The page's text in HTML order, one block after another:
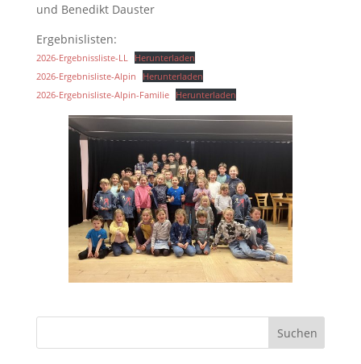
und Benedikt Dauster
Ergebnislisten:
2026-Ergebnissliste-LL
Herunterladen
2026-Ergebnisliste-Alpin
Herunterladen
2026-Ergebnisliste-Alpin-Familie
Herunterladen